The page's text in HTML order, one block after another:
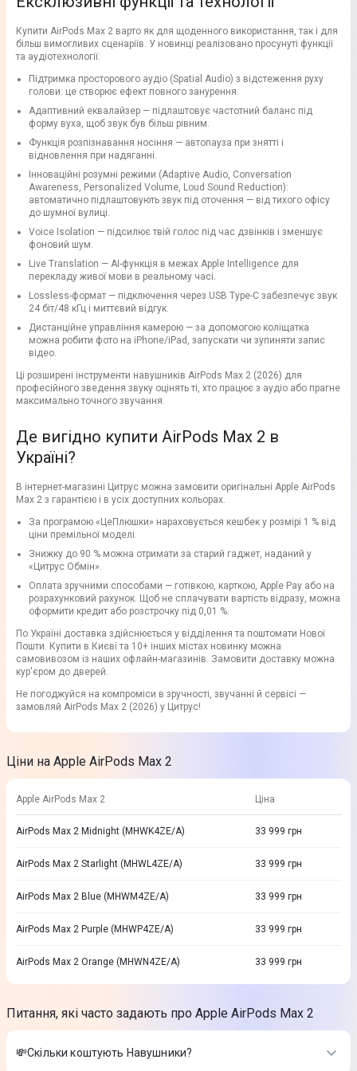
Купити AirPods Max 2 варто як для щоденного використання, так і для
більш вимогливих сценаріїв. У новинці реалізовано просунуті функції
та аудіотехнології:
Підтримка просторового аудіо (Spatial Audio) з відстеження руху
голови: це створює ефект повного занурення.
Адаптивний еквалайзер — підлаштовує частотний баланс під
форму вуха, щоб звук був більш рівним.
Функція розпізнавання носіння — автопауза при знятті і
відновлення при надяганні.
Інноваційні розумні режими (Adaptive Audio, Conversation
Awareness, Personalized Volume, Loud Sound Reduction):
автоматично підлаштовують звук під оточення — від тихого офісу
до шумної вулиці.
Voice Isolation — підсилює твій голос під час дзвінків і зменшує
фоновий шум.
Live Translation — AI-функція в межах Apple Intelligence для
перекладу живої мови в реальному часі.
Lossless-формат — підключення через USB Type-C забезпечує звук
24 біт/48 кГц і миттєвий відгук.
Дистанційне управління камерою — за допомогою коліщатка
можна робити фото на iPhone/iPad, запускати чи зупиняти запис
відео.
Ці розширені інструменти навушників AirPods Max 2 (2026) для
професійного зведення звуку оцінять ті, хто працює з аудіо або прагне
максимально точного звучання.
Де вигідно купити AirPods Max 2 в
Україні?
В інтернет-магазині Цитрус можна замовити оригінальні Apple AirPods
Max 2 з гарантією і в усіх доступних кольорах.
За програмою «ЦеПлюшки» нараховується кешбек у розмірі 1 % від
ціни премільної моделі.
Знижку до 90 % можна отримати за старий гаджет, наданий у
«Цитрус Обмін».
Оплата зручними способами — готівкою, карткою, Apple Pay або на
розрахунковий рахунок. Щоб не сплачувати вартість відразу, можна
оформити кредит або розстрочку під 0,01 %.
По Україні доставка здійснюється у відділення та поштомати Нової
Пошти. Купити в Києві та 10+ інших містах новинку можна
самовивозом із наших офлайн-магазинів. Замовити доставку можна
кур'єром до дверей.
Не погоджуйся на компроміси в зручності, звучанні й сервісі —
замовляй AirPods Max 2 (2026) у Цитрус!
Ціни на Apple AirPods Max 2
Apple AirPods Max 2 Ціна
AirPods Max 2 Midnight (MHWK4ZE/A) 33 999 грн
AirPods Max 2 Starlight (MHWL4ZE/A) 33 999 грн
AirPods Max 2 Blue (MHWM4ZE/A) 33 999 грн
AirPods Max 2 Purple (MHWP4ZE/A) 33 999 грн
AirPods Max 2 Orange (MHWN4ZE/A) 33 999 грн
Питання, які часто задають про Apple AirPods Max 2
💸Скільки коштують Навушники?